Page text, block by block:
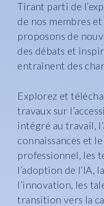
Tirant parti de
de nos membres
proposons de
des débats et
entraînent des
Explorez et
travaux sur
intégré au travail,
connaissances et
professionnel, les
l’adoption de l’IA,
l’innovation, les
transition vers la